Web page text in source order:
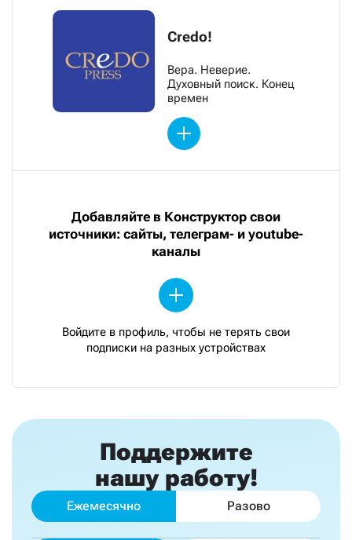
Credo!
Вера. Неверие.
Духовный поиск. Конец
времен
Добавляйте в Конструктор свои
источники: сайты, телеграм- и youtube-
каналы
Войдите в профиль, чтобы не терять свои
подписки на разных устройствах
Поддержите
нашу работу!
Ежемесячно Разово